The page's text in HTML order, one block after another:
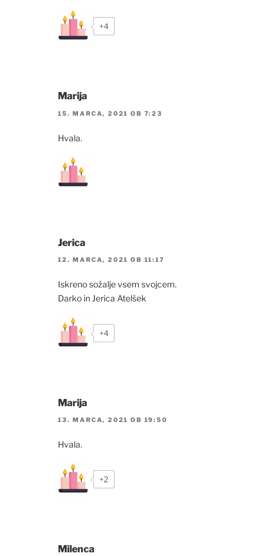
+4
Marija
15. MARCA, 2021 OB 7:23
Hvala.
Jerica
12. MARCA, 2021 OB 11:17
Iskreno sožalje vsem svojcem.
Darko in Jerica Atelšek
+4
Marija
13. MARCA, 2021 OB 19:50
Hvala.
+2
Milenca